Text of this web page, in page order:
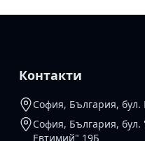
Контакти
София, България,
София, България, бул.
Евтимий" 19Б